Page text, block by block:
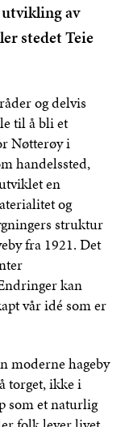
av
stedet Teie
og delvis
til å bli et
Nøtterøy i
handelssted,
en
og
struktur
fra 1921. Det
kan
vår idé som er
moderne hageby
torget, ikke i
som et naturlig